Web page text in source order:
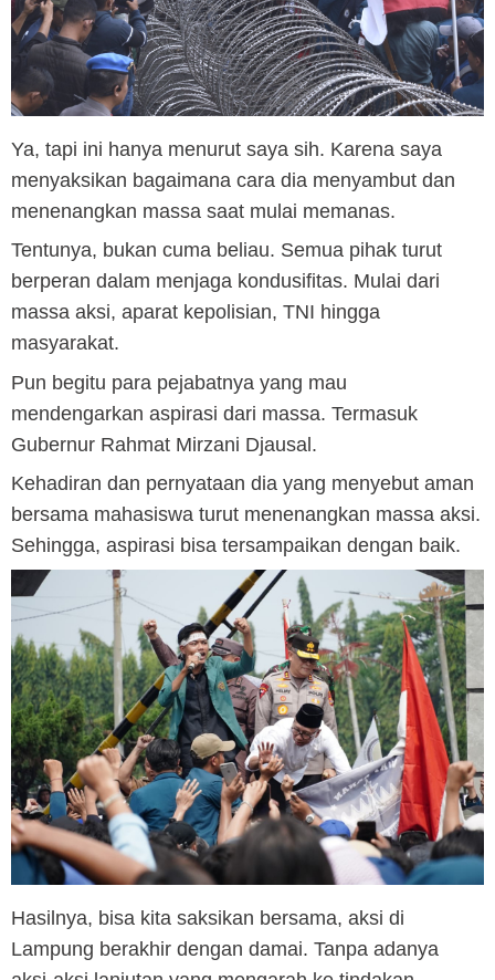
Ya, tapi ini hanya menurut saya sih. Karena saya
menyaksikan bagaimana cara dia menyambut dan
menenangkan massa saat mulai memanas.
Tentunya, bukan cuma beliau. Semua pihak turut
berperan dalam menjaga kondusifitas. Mulai dari
massa aksi, aparat kepolisian, TNI hingga
masyarakat.
Pun begitu para pejabatnya yang mau
mendengarkan aspirasi dari massa. Termasuk
Gubernur Rahmat Mirzani Djausal.
Kehadiran dan pernyataan dia yang menyebut aman
bersama mahasiswa turut menenangkan massa aksi.
Sehingga, aspirasi bisa tersampaikan dengan baik.
Hasilnya, bisa kita saksikan bersama, aksi di
Lampung berakhir dengan damai. Tanpa adanya